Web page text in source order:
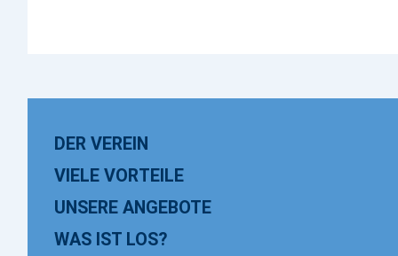
DER VEREIN
VIELE VORTEILE
UNSERE ANGEBOTE
WAS IST LOS?